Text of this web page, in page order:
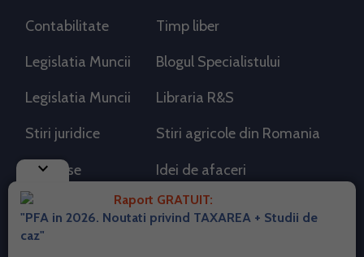
keyboard_arrow_down
Raport GRATUIT:
"PFA in 2026. Noutati privind TAXAREA + Studii de
caz"
Contabilitate Timp liber
Legislatia Muncii Blogul Specialistului
Legislatia Muncii Libraria R&S
Stiri juridice Stiri agricole din Romania
AdSense Idei de afaceri
RSS Flux RSS 2.0